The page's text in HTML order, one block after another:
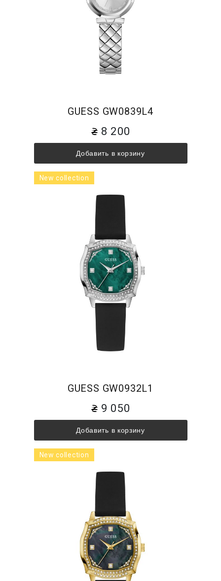
GUESS GW0839L4
8 200
Добавить в корзину
GUESS GW0932L1
9 050
Добавить в корзину
New collection
New collection